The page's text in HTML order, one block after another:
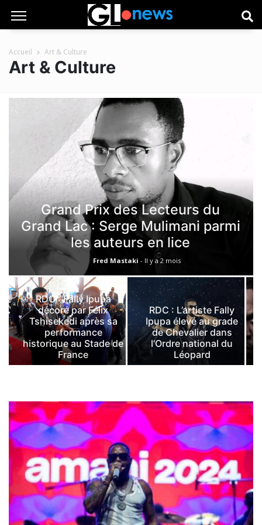
Accueil Art & Culture
Art & Culture
Grand Prix des Lecteurs du
Grand Lac : Serge Mulimani parmi
les auteurs en lice
Fred Mastaki - Il y a 2 mois
RDC : Fally Ipupa
décoré par Félix
Tshisekedi après sa
performance
historique au Stade de
France
RDC : L’artiste Fally
Ipupa élevé au grade
de Chevalier dans
l’Ordre national du
Léopard